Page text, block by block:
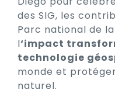
des SIG, les
Parc national de
l‘impact
technologie
monde et
naturel.